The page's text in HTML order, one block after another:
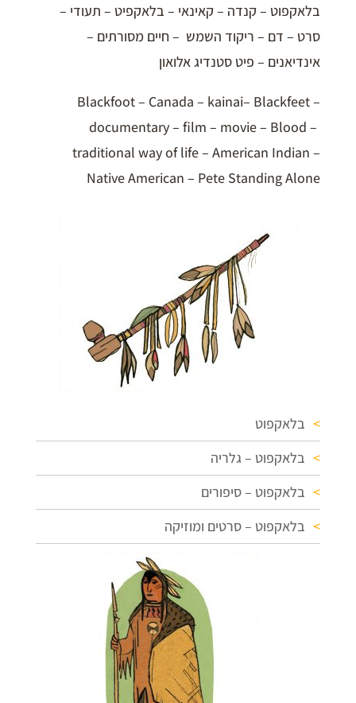
בלאקפוט – קנדה – קאינאי – בלאקפיט – תעודי –
סרט – דם – ריקוד השמש – חיים מסורתים –
אינדיאנים – פיט סטנדיג אלואון
Blackfoot – Canada – kainai– Blackfeet –
documentary – film – movie – Blood –
traditional way of life – American Indian –
Native American – Pete Standing Alone
בלאקפוט
בלאקפוט – גלריה
בלאקפוט – סיפורים
בלאקפוט – סרטים ומוזיקה